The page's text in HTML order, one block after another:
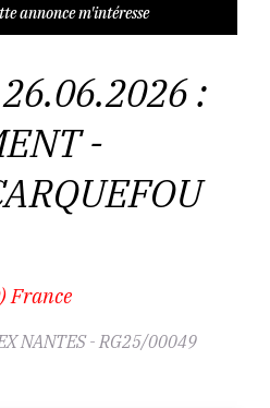
annonce m'intéresse
:
-
France
NANTES - RG25/00049